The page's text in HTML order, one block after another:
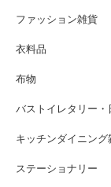
ファッション雑貨
衣料品
布物
バストイレタリー・
キッチンダイニング
ステーショナリー